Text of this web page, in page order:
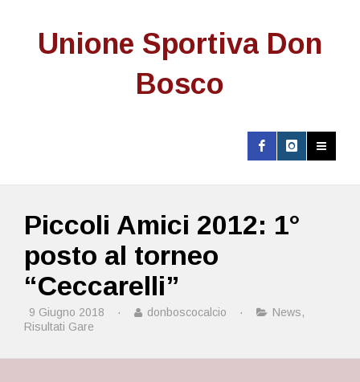
Unione Sportiva Don
Bosco
Piccoli Amici 2012: 1°
posto al torneo
“Ceccarelli”
9 Giugno 2018 · donboscocalcio · News,
Risultati Gare